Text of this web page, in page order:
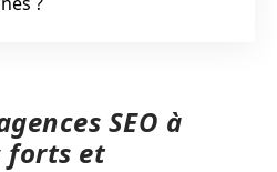
SEO à
forts et